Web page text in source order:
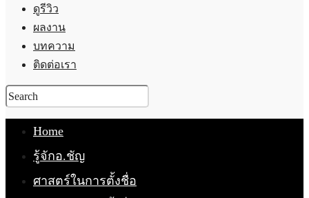
ดูรีวิว
ผลงาน
บทความ
ติดต่อเรา
Home
รู้จักอ.ชัญ
ศาสตร์ในการตั้งชื่อ